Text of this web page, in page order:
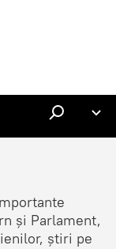
și Parlament,
știri pe